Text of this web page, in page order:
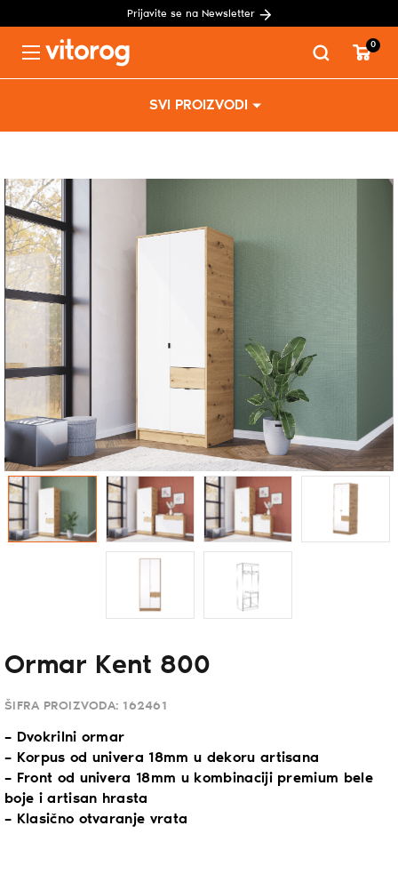
Prijavite se na Newsletter
SVI PROIZVODI
0
Ormar Kent 800
ŠIFRA PROIZVODA: 162461
– Dvokrilni ormar
– Korpus od univera 18mm u dekoru artisana
– Front od univera 18mm u kombinaciji premium bele
boje i artisan hrasta
– Klasično otvaranje vrata